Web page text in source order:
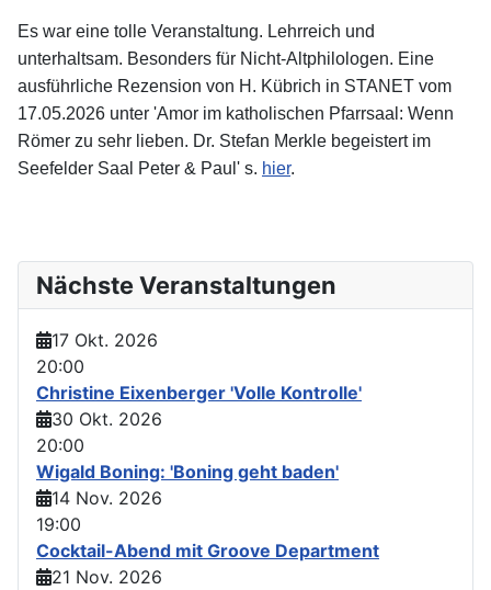
Es war eine tolle Veranstaltung. Lehrreich und
unterhaltsam. Besonders für Nicht-Altphilologen. Eine
ausführliche Rezension von H. Kübrich in STANET vom
17.05.2026 unter 'Amor im katholischen Pfarrsaal: Wenn
Römer zu sehr lieben. Dr. Stefan Merkle begeistert im
Seefelder Saal Peter & Paul' s. hier.
Nächste Veranstaltungen
17 Okt. 2026
20:00
Christine Eixenberger 'Volle Kontrolle'
30 Okt. 2026
20:00
Wigald Boning: 'Boning geht baden'
14 Nov. 2026
19:00
Cocktail-Abend mit Groove Department
21 Nov. 2026